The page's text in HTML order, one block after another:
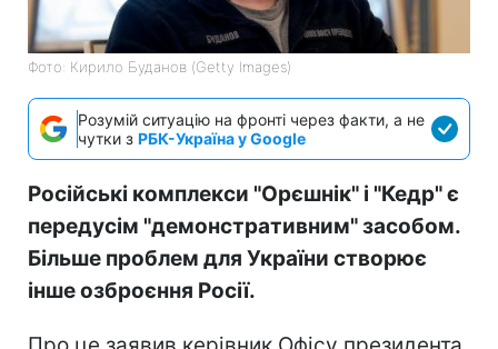
Фото: Кирило Буданов (Getty Images)
Розумій ситуацію на фронті через факти, а не
чутки з РБК-Україна у Google
Російські комплекси "Орєшнік" і "Кедр" є
передусім "демонстративним" засобом.
Більше проблем для України створює
інше озброєння Росії.